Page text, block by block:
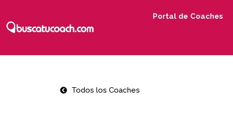
Portal de Coaches
Todos los Coaches